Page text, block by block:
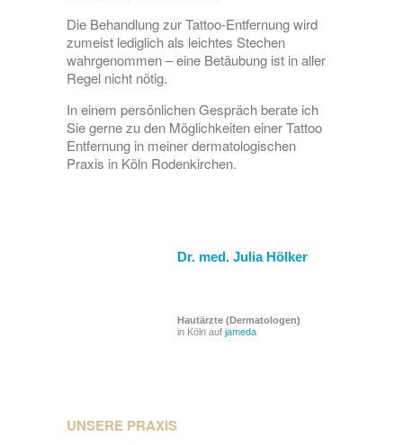
Die Behandlung zur Tattoo-Entfernung wird
zumeist lediglich als leichtes Stechen
wahrgenommen – eine Betäubung ist in aller
Regel nicht nötig.
In einem persönlichen Gespräch berate ich
Sie gerne zu den Möglichkeiten einer Tattoo
Entfernung in meiner dermatologischen
Praxis in Köln Rodenkirchen.
Dr. med. Julia Hölker
Hautärzte (Dermatologen)
in Köln auf jameda
UNSERE PRAXIS